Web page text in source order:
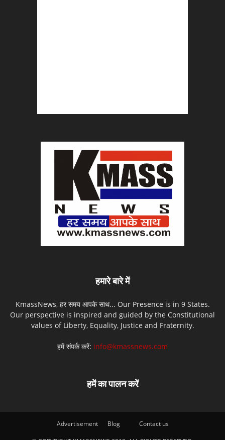
हमारे बारे में
KmassNews, हर समय आपके साथ... Our Presence is in 9 States.
Our perspective is inspired and guided by the Constitutional
values of Liberty, Equality, Justice and Fraternity.
हमें संपर्क करें: info@kmassnews.com
हमें का पालन करें
Advertisement Blog Contact us